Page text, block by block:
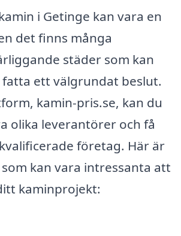
i Getinge kan vara en
det finns många
städer som kan
ett välgrundat beslut.
kamin-pris.se, kan du
olika leverantörer och få
företag. Här är
kan vara intressanta att
kaminprojekt: